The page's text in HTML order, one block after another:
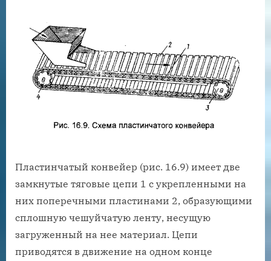
Пластинчатый конвейер (рис. 16.9) имеет две
замкнутые тяговые цепи 1 с укрепленными на
них поперечными пластинами 2, образующими
сплошную чешуйчатую ленту, несущую
загруженный на нее материал. Цепи
приводятся в движение на одном конце